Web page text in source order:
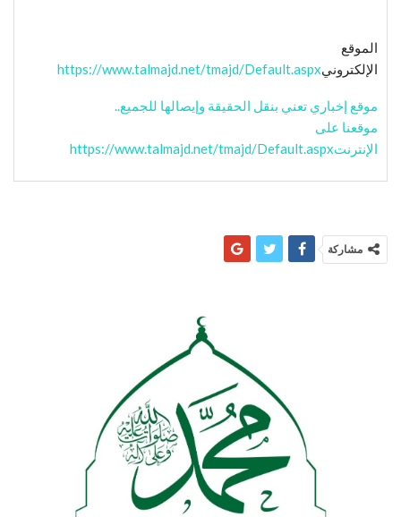
الموقع
الإلكترونيhttps://www.talmajd.net/tmajd/Default.aspx
موقع إخباري تعني بنقل الحقيقة وإيصالها للجميع..
موقعنا على
الإنترنتhttps://www.talmajd.net/tmajd/Default.aspx
مشاركة